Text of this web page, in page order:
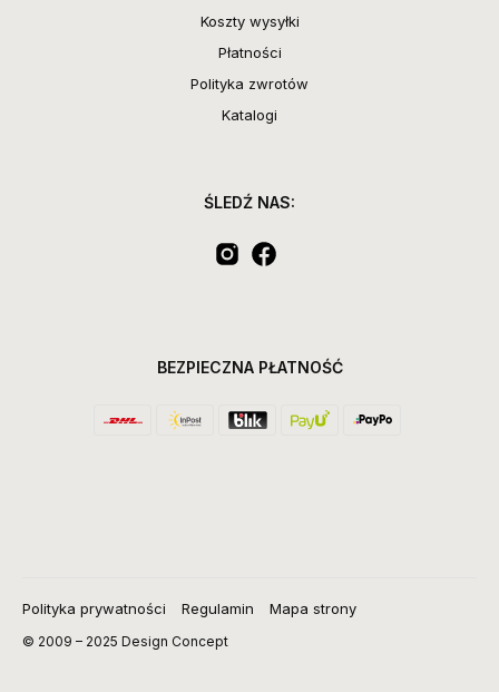
Koszty wysyłki
Płatności
Polityka zwrotów
Katalogi
ŚLEDŹ NAS:
BEZPIECZNA PŁATNOŚĆ
Polityka prywatności Regulamin Mapa strony
© 2009 – 2025 Design Concept